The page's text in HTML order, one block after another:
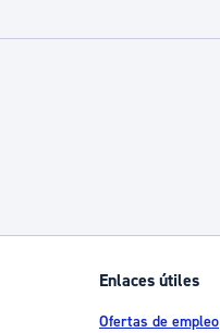
Enlaces útiles
Ofertas de empleo